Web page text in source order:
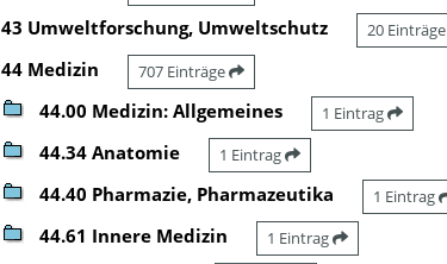
43 Umweltforschung, Umweltschutz 20 Einträge
44 Medizin 707 Einträge
44.00 Medizin: Allgemeines 1 Eintrag
44.34 Anatomie 1 Eintrag
44.40 Pharmazie, Pharmazeutika 1 Eintrag
44.61 Innere Medizin 1 Eintrag